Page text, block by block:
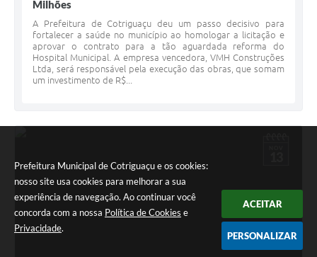
Prefeitura Municipal de Cotriguaçu e os cookies:
nosso site usa cookies para melhorar a sua
experiência de navegação. Ao continuar você
concorda com a nossa Política de Cookies e
Privacidade.
ACEITAR
PERSONALIZAR
Milhões
A Prefeitura de Cotriguaçu deu um passo decisivo para
fortalecer a saúde no município ao homologar a licitação e
aprovar o contrato para a tão aguardada reforma do
Hospital Municipal. A empresa vencedora, VMH Construções
Ltda, será responsável pela execução das obras, que somam
um investimento de R$...